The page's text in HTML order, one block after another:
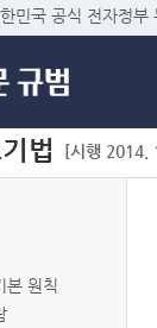
민국 공식 전자정부
법 [시행 2014.
본 원칙